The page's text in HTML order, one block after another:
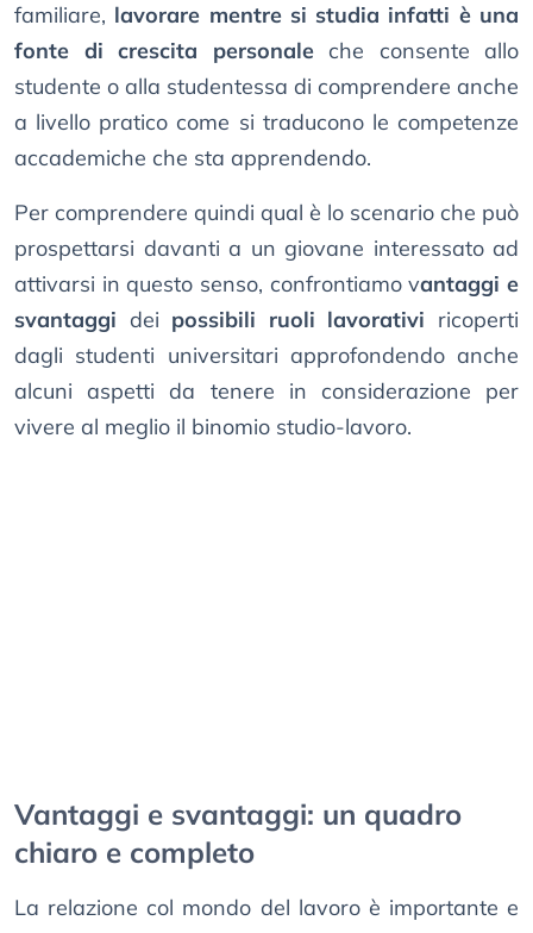
familiare, lavorare mentre si studia infatti è una
fonte di crescita personaleche consente allo
studente o alla studentessa di comprendere anche
a livello pratico come si traducono le competenze
accademiche che sta apprendendo.
Per comprendere quindi qual è lo scenario che può
prospettarsi davanti a un giovane interessato ad
attivarsi in questo senso, confrontiamo vantaggi e
svantaggi dei possibili ruoli lavorativi ricoperti
dagli studenti universitari approfondendo anche
alcuni aspetti da tenere in considerazione per
vivere al meglio il binomio studio-lavoro.
Vantaggi e svantaggi: un quadro
chiaro e completo
La relazione col mondo del lavoro è importante e